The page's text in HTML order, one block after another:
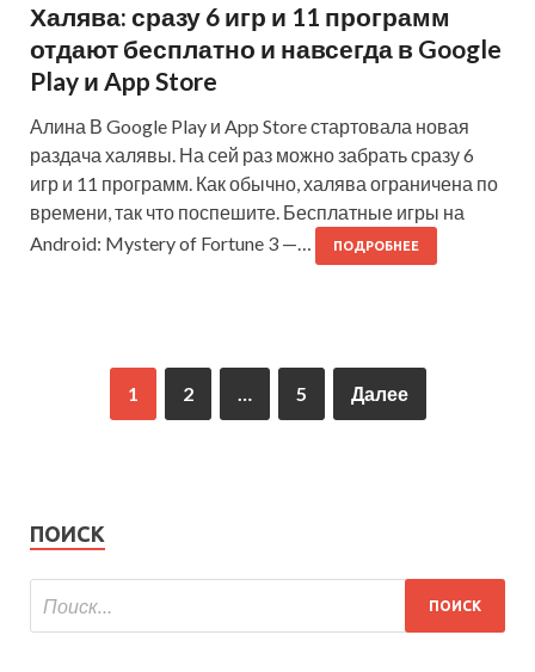
Халява: сразу 6 игр и 11 программ
отдают бесплатно и навсегда в Google
Play и App Store
Алина В Google Play и App Store стартовала новая
раздача халявы. На сей раз можно забрать сразу 6
игр и 11 программ. Как обычно, халява ограничена по
времени, так что поспешите. Бесплатные игры на
Android: Mystery of Fortune 3 —…
ПОДРОБНЕЕ
1 2 … 5 Далее
ПОИСК